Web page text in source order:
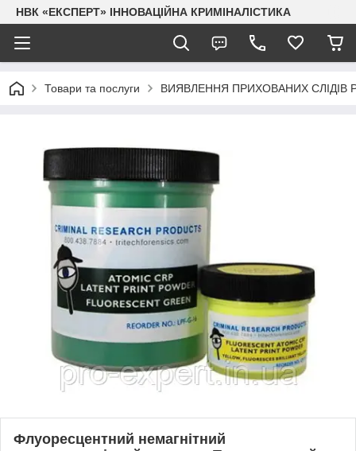
НВК «ЕКСПЕРТ» ІННОВАЦІЙНА КРИМІНАЛІСТИКА
Товари та послуги ВИЯВЛЕННЯ ПРИХОВАНИХ СЛІДІВ
Флуоресцентний немагнітний